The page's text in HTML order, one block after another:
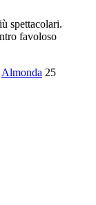
spettacolari.
favoloso
Almonda 25